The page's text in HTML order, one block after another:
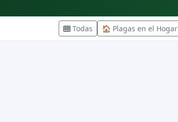
Todas 🏠 Plagas en el Hogar